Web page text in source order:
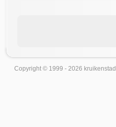
Copyright © 1999 - 2026 kruikenstad